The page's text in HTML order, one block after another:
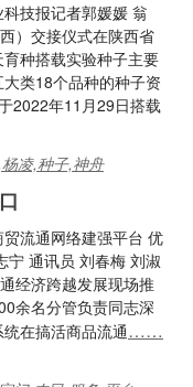
技报记者郭媛媛 翁
）交接仪式在陕西省
种搭载实验种子主要
类18个品种的种子资
2022年11月29日搭载
凌,种子,神舟
流通网络建强平台 优
宁 通讯员 刘春梅 刘淑
经济跨越发展现场推
余名分管负责同志深
在搞活商品流通……